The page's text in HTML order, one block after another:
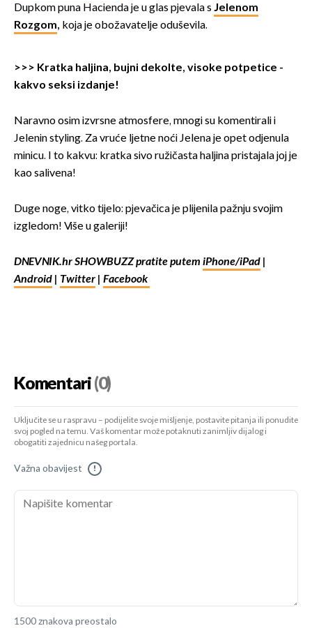
Dupkom puna Hacienda je u glas pjevala s Jelenom
Rozgom, koja je obožavatelje oduševila.
>>> Kratka haljina, bujni dekolte, visoke potpetice -
kakvo seksi izdanje!
Naravno osim izvrsne atmosfere, mnogi su komentirali i
Jelenin styling. Za vruće ljetne noći Jelena je opet odjenula
minicu. I to kakvu: kratka sivo ružičasta haljina pristajala joj je
kao salivena!
Duge noge, vitko tijelo: pjevačica je plijenila pažnju svojim
izgledom! Više u galeriji!
DNEVNIK.hr SHOWBUZZ pratite putem iPhone/iPad |
Android | Twitter | Facebook
Komentari(0)
Uključite se u raspravu – podijelite svoje mišljenje, postavite pitanja ili ponudite
svoj pogled na temu. Vaš komentar može potaknuti zanimljiv dijalog i
obogatiti zajednicu našeg portala.
Važna obavijest !
1500 znakova preostalo